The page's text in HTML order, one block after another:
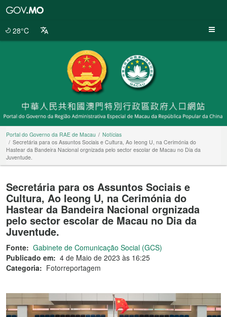
28°C
Portal do Governo da RAE de Macau
Notícias
Secretária para os Assuntos Sociais e Cultura, Ao Ieong U, na Cerimónia do
Hastear da Bandeira Nacional orgnizada pelo sector escolar de Macau no Dia da
Juventude.
Secretária para os Assuntos Sociais e
Cultura, Ao Ieong U, na Cerimónia do
Hastear da Bandeira Nacional orgnizada
pelo sector escolar de Macau no Dia da
Juventude.
Fonte: Gabinete de Comunicação Social (GCS)
Publicado em: 4 de Maio de 2023 às 16:25
Categoria: Fotorreportagem